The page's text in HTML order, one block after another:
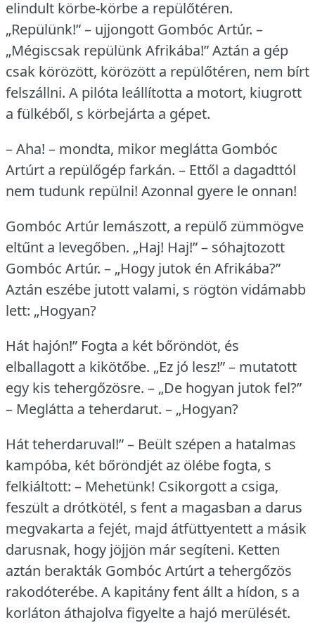
elindult körbe-körbe a repülőtéren.
„Repülünk!” – ujjongott Gombóc Artúr. –
„Mégiscsak repülünk Afrikába!” Aztán a gép
csak körözött, körözött a repülőtéren, nem bírt
felszállni. A pilóta leállította a motort, kiugrott
a fülkéből, s körbejárta a gépet.
– Aha! – mondta, mikor meglátta Gombóc
Artúrt a repülőgép farkán. – Ettől a dagadttól
nem tudunk repülni! Azonnal gyere le onnan!
Gombóc Artúr lemászott, a repülő zümmögve
eltűnt a levegőben. „Haj! Haj!” – sóhajtozott
Gombóc Artúr. – „Hogy jutok én Afrikába?”
Aztán eszébe jutott valami, s rögtön vidámabb
lett: „Hogyan?
Hát hajón!” Fogta a két bőröndöt, és
elballagott a kikötőbe. „Ez jó lesz!” – mutatott
egy kis tehergőzösre. – „De hogyan jutok fel?”
– Meglátta a teherdarut. – „Hogyan?
Hát teherdaruval!” – Beült szépen a hatalmas
kampóba, két bőröndjét az ölébe fogta, s
felkiáltott: – Mehetünk! Csikorgott a csiga,
feszült a drótkötél, s fent a magasban a darus
megvakarta a fejét, majd átfüttyentett a másik
darusnak, hogy jöjjön már segíteni. Ketten
aztán berakták Gombóc Artúrt a tehergőzös
rakodóterébe. A kapitány fent állt a hídon, s a
korláton áthajolva figyelte a hajó merülését.